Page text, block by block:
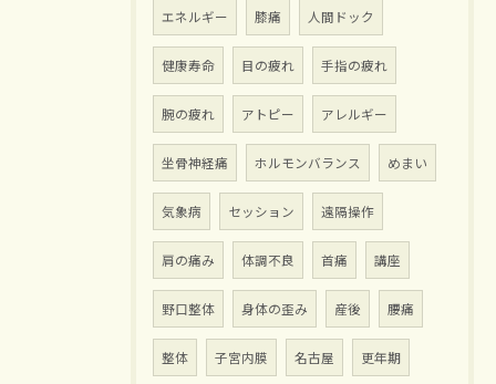
エネルギー 膝痛 人間ドック
健康寿命 目の疲れ 手指の疲れ
腕の疲れ アトピー アレルギー
坐骨神経痛 ホルモンバランス めまい
気象病 セッション 遠隔操作
肩の痛み 体調不良 首痛 講座
野口整体 身体の歪み 産後 腰痛
整体 子宮内膜 名古屋 更年期